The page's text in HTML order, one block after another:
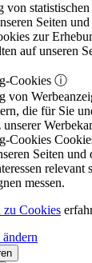
von
Seiten
zur
auf unseren
Cookies ⓘ
von
die für Sie
Cookies
Seiten
relevant
messen.
Cookies